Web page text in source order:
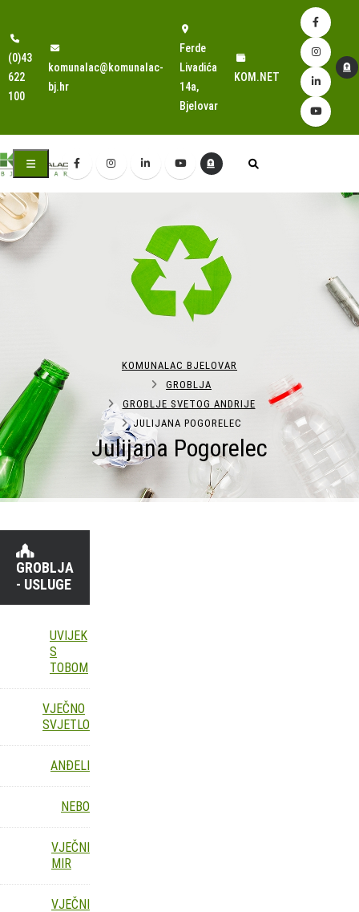
(0)43
622
100
komunalac@komunalac-
bj.hr
Ferde
Livadića
14a,
Bjelovar
KOM.NET
Julijana Pogorelec
KOMUNALAC BJELOVAR
GROBLJA
GROBLJE SVETOG ANDRIJE
JULIJANA POGORELEC
GROBLJA
- USLUGE
UVIJEK
S
TOBOM
VJEČNO
SVJETLO
ANĐELI
NEBO
VJEČNI
MIR
VJEČNI